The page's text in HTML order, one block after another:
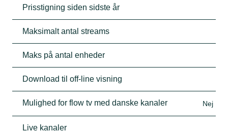
Prisstigning siden sidste år
Maksimalt antal streams
Maks på antal enheder
Download til off-line visning
Mulighed for flow tv med danske kanaler Nej
Live kanaler